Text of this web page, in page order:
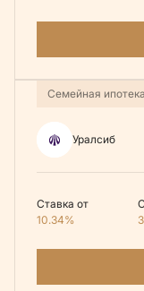
Семейная ипотека
Уралсиб
Ставка от
10.34%